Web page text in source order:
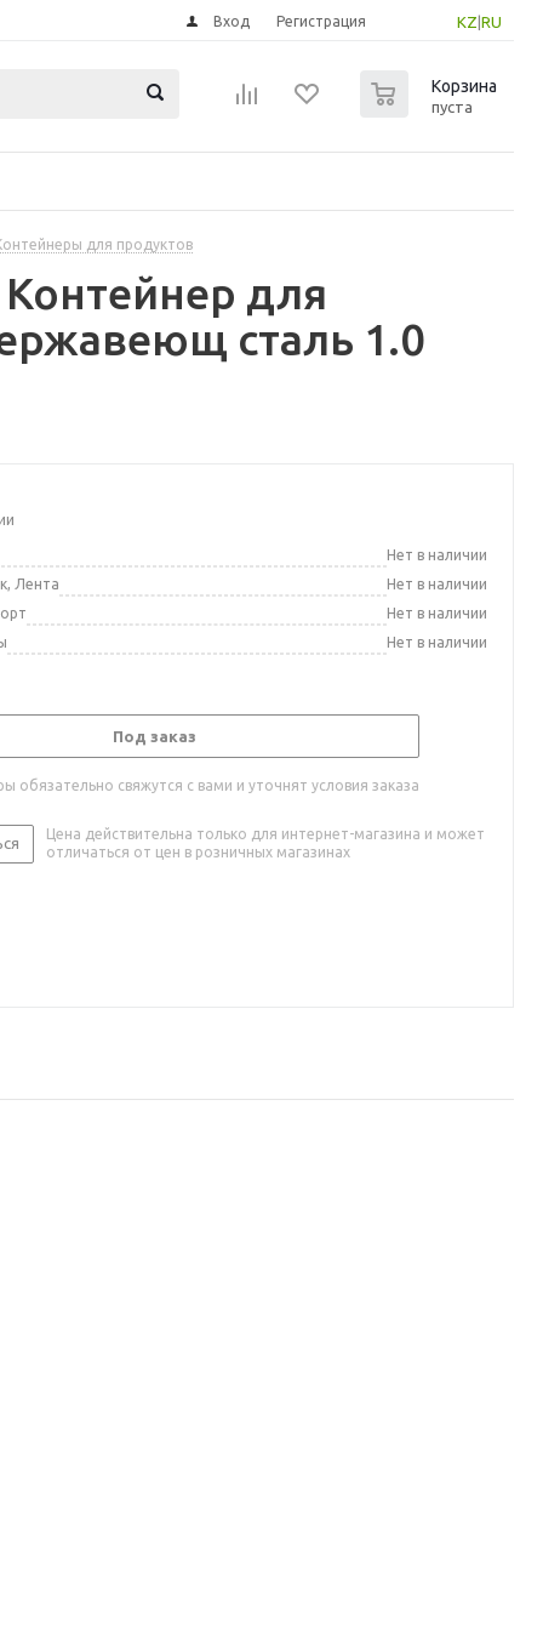
KZ RU
Вход Регистрация
Корзина
пуста
для продуктов
для
сталь 1.0
Нет в наличии
Лента
Нет в наличии
Нет в наличии
Нет в наличии
Под заказ
обязательно свяжутся с вами и уточнят условия заказа
Цена действительна только для интернет-магазина и может
отличаться от цен в розничных магазинах